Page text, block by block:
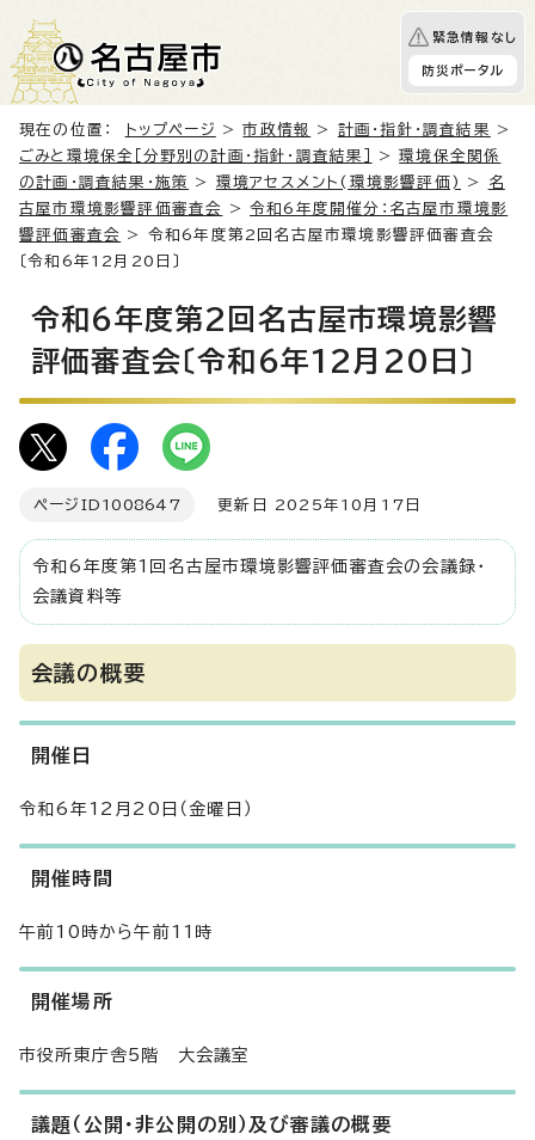
緊急情報なし
防災ポータル
現在の位置： トップページ >市政情報 > 計画・指針・調査結果
>
ごみと環境保全［分野別の計画・指針・調査結果］
>環境保全関係
の計画・調査結果・施策
> 環境アセスメント(環境影響評価) >
名
古屋市環境影響評価審査会
>令和6年度開催分：名古屋市環境影
響評価審査会
> 令和6年度第2回名古屋市環境影響評価審査会
〔令和6年12月20日〕
令和6年度第2回名古屋市環境影響
評価審査会〔令和6年12月20日〕
ページID 1008647 更新日 2025年10月17日
令和6年度第1回名古屋市環境影響評価審査会の会議録・
会議資料等
会議の概要
開催日
令和6年12月20日（金曜日）
開催時間
午前10時から午前11時
開催場所
市役所東庁舎5階 大会議室
議題（公開・非公開の別）及び審議の概要